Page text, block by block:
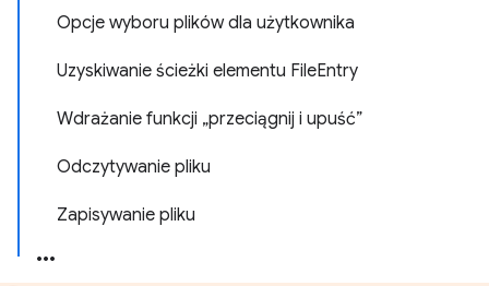
Opcje wyboru plików dla użytkownika
Uzyskiwanie ścieżki elementu FileEntry
Wdrażanie funkcji „przeciągnij i upuść”
Odczytywanie pliku
Zapisywanie pliku